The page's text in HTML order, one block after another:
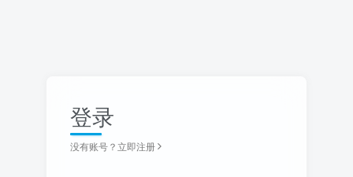
登录
没有账号？立即注册